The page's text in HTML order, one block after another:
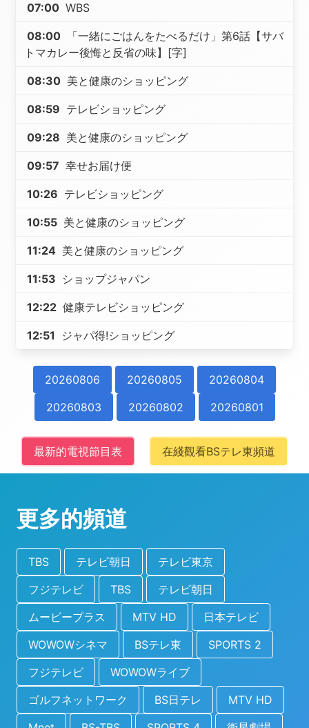
07:00 WBS
08:00
「一緒にごはんをたべるだけ」第6話【サバ
トマカレー後悔と反省の味】[字]
08:30 美と健康のショッピング
08:59 テレビショッピング
09:28 美と健康のショッピング
09:57 幸せお届け便
10:26 テレビショッピング
10:55 美と健康のショッピング
11:24 美と健康のショッピング
11:53 ショップジャパン
12:22 健康テレビショッピング
12:51 ジャパ得!ショッピング
20260806 20260805
20260804
20260803
20260802 20260801
最新的電視節目表 在綫觀看BSテレ東頻道
更多的頻道
TBS テレビ朝日
テレビ東京
フジテレビ
TBS
テレビ朝日
ムービープラス
MTV HD
日本テレビ
WOWOWシネマ
BSテレ東
SPORTS 2
フジテレビ
WOWOWライブ
ゴルフネットワーク
BS日テレ
MTV HD